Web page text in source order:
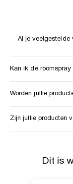
Al je veelgestelde
Kan ik de roomspray
Worden jullie
Zijn jullie producten
Dit is